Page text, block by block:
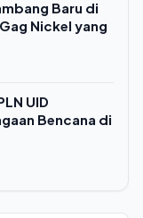
Baru di
Nickel yang
UID
Bencana di